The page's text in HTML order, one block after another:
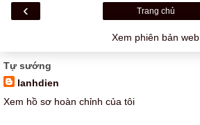
‹ Trang chủ
Xem phiên bản web
Tự sướng
lanhdien
Xem hồ sơ hoàn chỉnh của tôi